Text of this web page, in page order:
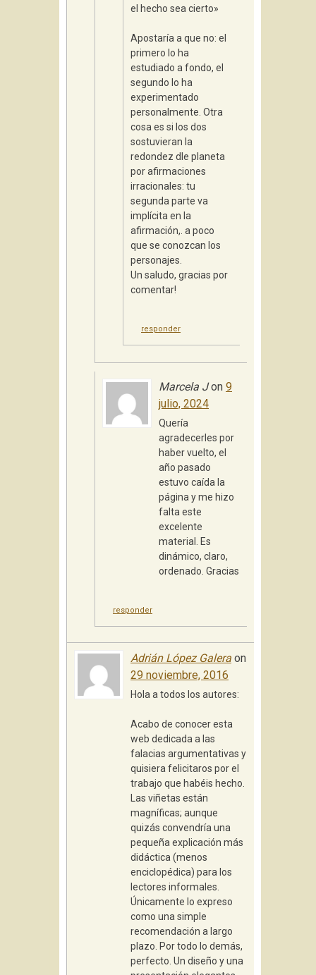
el hecho sea cierto»
Apostaría a que no: el
primero lo ha
estudiado a fondo, el
segundo lo ha
experimentado
personalmente. Otra
cosa es si los dos
sostuvieran la
redondez dle planeta
por afirmaciones
irracionales: tu
segunda parte va
implícita en la
afirmación,. a poco
que se conozcan los
personajes.
Un saludo, gracias por
comentar!
responder
Marcela Jon 9
julio, 2024
Quería
agradecerles por
haber vuelto, el
año pasado
estuvo caída la
página y me hizo
falta este
excelente
material. Es
dinámico, claro,
ordenado. Gracias
responder
Adrián López Galera on
29 noviembre, 2016
Hola a todos los autores:
Acabo de conocer esta
web dedicada a las
falacias argumentativas y
quisiera felicitaros por el
trabajo que habéis hecho.
Las viñetas están
magníficas; aunque
quizás convendría una
pequeña explicación más
didáctica (menos
enciclopédica) para los
lectores informales.
Únicamente lo expreso
como una simple
recomendación a largo
plazo. Por todo lo demás,
perfecto. Un diseño y una